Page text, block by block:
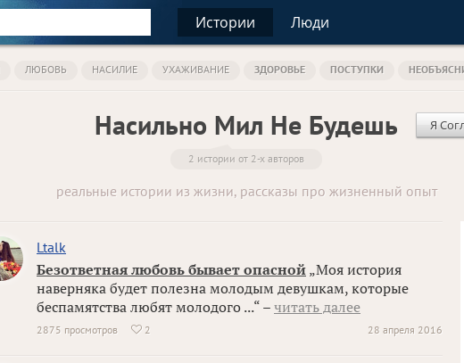
Истории Люди
ЛЮБОВЬ НАСИЛИЕ УХАЖИВАНИЕ ЗДОРОВЬЕ ПОСТУПКИ
Насильно Мил Не Будешь Я
2 истории от 2-х авторов
реальные истории из жизни, рассказы про жизненный опыт
Ltalk
Безответная любовь бывает опасной „Моя история
наверняка будет полезна молодым девушкам, которые
беспамятства любят молодого ...“ – читать далее
28 апреля 2016
2875 просмотров  2